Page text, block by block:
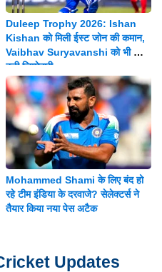
Duleep Trophy 2026: Ishan
Kishan को मिली ईस्ट जोन की कमान,
Vaibhav Suryavanshi को भी मिली
बड़ी जिम्मेदारी
Mohammed Shami के लिए बंद हो
रहे टीम इंडिया के दरवाजे? सेलेक्टर्स ने
तैयार किया नया पेस अटैक
Updates